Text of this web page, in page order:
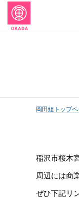
岡田組トップ
稲沢市桜木
周辺には商
ぜひ下記リ